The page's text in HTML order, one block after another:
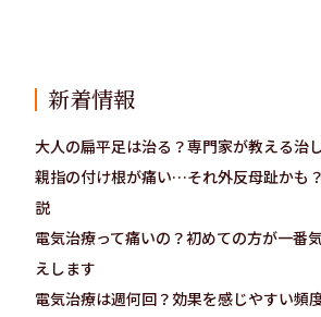
新着情報
大人の扁平足は治る？専門家が教える治
親指の付け根が痛い…それ外反母趾かも
説
電気治療って痛いの？初めての方が一番
えします
電気治療は週何回？効果を感じやすい頻